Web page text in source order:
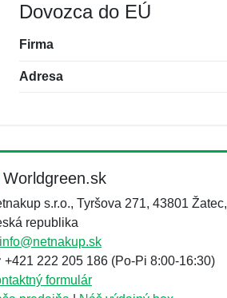
Dovozca do EÚ
Firma
Adresa
Správa*
Správa*
Worldgreen.sk
s.r.o., Tyršova 271, 43801 Žatec,
republika
info@netnakup.sk
222 205 186 (Po-Pi 8:00-16:30)
formulár